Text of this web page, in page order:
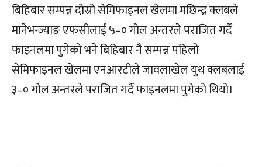
बिहिबार सम्पन्न दोस्रो सेमिफाइनल खेलमा मछिन्द्र क्लबले
मानेभन्ज्याङ एफसीलाई ५–० गोल अन्तरले पराजित गर्दै
फाइनलमा पुगेको भने बिहिबार नै सम्पन्न पहिलो
सेमिफाइनल खेलमा एनआरटीले जावलाखेल युथ क्लबलाई
३–० गोल अन्तरले पराजित गर्दै फाइनलमा पुगेको थियो।